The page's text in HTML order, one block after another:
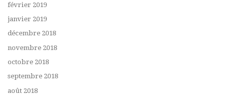
février 2019
janvier 2019
décembre 2018
novembre 2018
octobre 2018
septembre 2018
août 2018